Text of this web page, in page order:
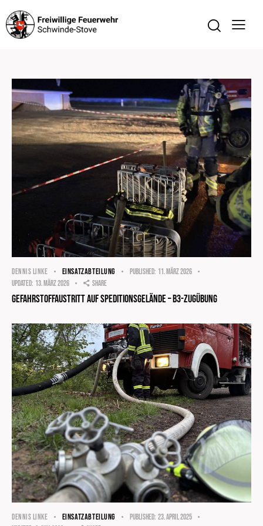
DENNIS LINKE EINSATZABTEILUNG Published: 11. März 2026
Updated: 13. März 2026 Share
Gefahrstoffaustritt auf Speditionsgelände – B3-Zugübung
DENNIS LINKE EINSATZABTEILUNG Published: 23. April 2025